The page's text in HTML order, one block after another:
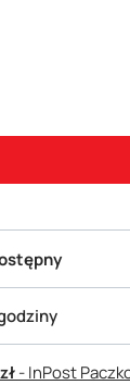
- InPost